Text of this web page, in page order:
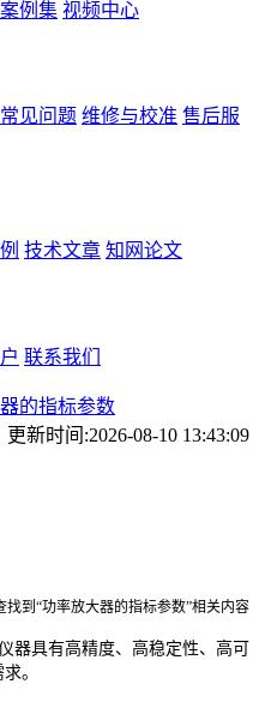
例集 视频中心
常见问题 维修与校准 售后服
技术文章 知网论文
联系我们
的指标参数
更新时间:2026-08-10 13:43:09
找到“功率放大器的指标参数”相关内容
器具有高精度、高稳定性、高可
。